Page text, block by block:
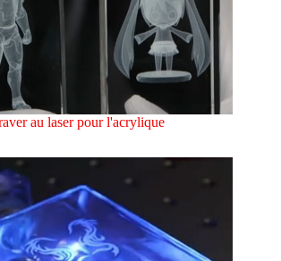
au laser pour l'acrylique